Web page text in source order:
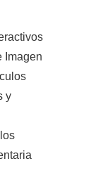
Imagen
y